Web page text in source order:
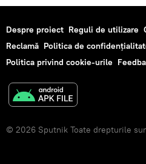
Despre proiect Reguli de utilizare
Reclamă Politica de
Politica privind cookie-urile
© 2026 Sputnik Toate drepturile